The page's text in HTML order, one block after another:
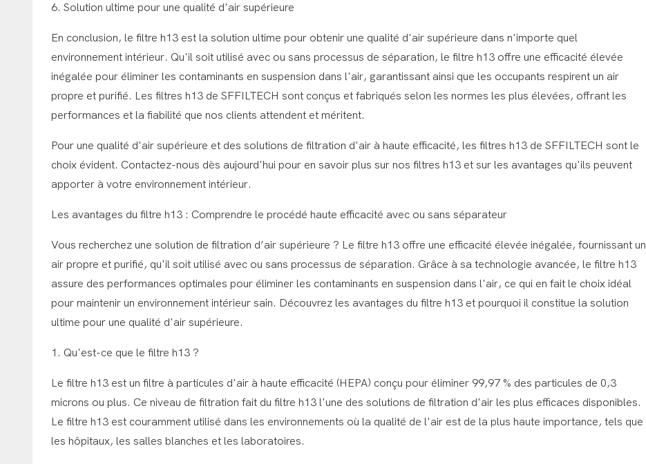
6. Solution ultime pour une qualité d'air supérieure
En conclusion, le filtre h13 est la solution ultime pour obtenir une qualité d'air supérieure dans n'importe quel
environnement intérieur. Qu'il soit utilisé avec ou sans processus de séparation, le filtre h13 offre une efficacité élevée
inégalée pour éliminer les contaminants en suspension dans l'air, garantissant ainsi que les occupants respirent un air
propre et purifié. Les filtres h13 de SFFILTECH sont conçus et fabriqués selon les normes les plus élevées, offrant les
performances et la fiabilité que nos clients attendent et méritent.
Pour une qualité d'air supérieure et des solutions de filtration d'air à haute efficacité, les filtres h13 de SFFILTECH sont le
choix évident. Contactez-nous dès aujourd'hui pour en savoir plus sur nos filtres h13 et sur les avantages qu'ils peuvent
apporter à votre environnement intérieur.
Les avantages du filtre h13 : Comprendre le procédé haute efficacité avec ou sans séparateur
Vous recherchez une solution de filtration d’air supérieure ? Le filtre h13 offre une efficacité élevée inégalée, fournissant un
air propre et purifié, qu'il soit utilisé avec ou sans processus de séparation. Grâce à sa technologie avancée, le filtre h13
assure des performances optimales pour éliminer les contaminants en suspension dans l'air, ce qui en fait le choix idéal
pour maintenir un environnement intérieur sain. Découvrez les avantages du filtre h13 et pourquoi il constitue la solution
ultime pour une qualité d'air supérieure.
1. Qu'est-ce que le filtre h13 ?
Le filtre h13 est un filtre à particules d'air à haute efficacité (HEPA) conçu pour éliminer 99,97 % des particules de 0,3
microns ou plus. Ce niveau de filtration fait du filtre h13 l'une des solutions de filtration d'air les plus efficaces disponibles.
Le filtre h13 est couramment utilisé dans les environnements où la qualité de l'air est de la plus haute importance, tels que
les hôpitaux, les salles blanches et les laboratoires.